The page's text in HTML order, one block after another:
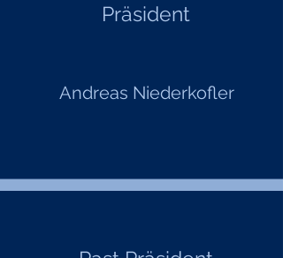
Präsident
Andreas Niederkofler